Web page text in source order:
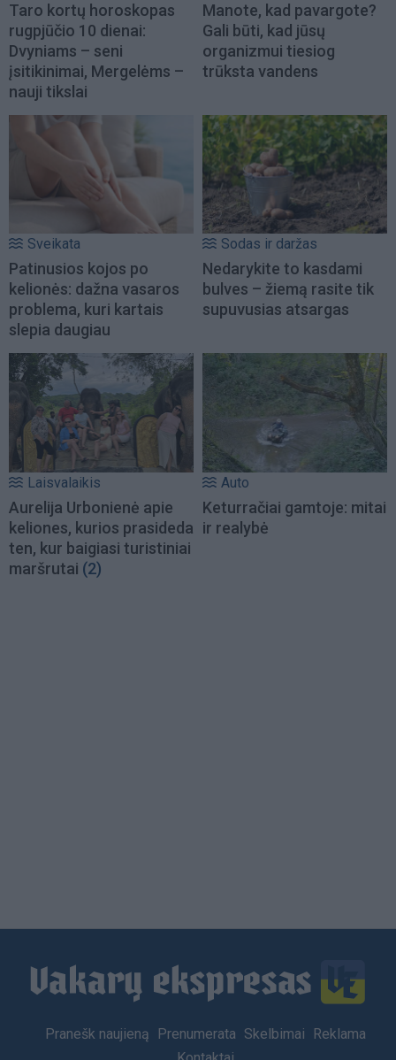
Taro kortų horoskopas
rugpjūčio 10 dienai:
Dvyniams – seni
įsitikinimai, Mergelėms –
nauji tikslai
Manote, kad pavargote?
Gali būti, kad jūsų
organizmui tiesiog
trūksta vandens
Sveikata
Patinusios kojos po
kelionės: dažna vasaros
problema, kuri kartais
slepia daugiau
Sodas ir daržas
Nedarykite to kasdami
bulves – žiemą rasite tik
supuvusias atsargas
Laisvalaikis
Aurelija Urbonienė apie
keliones, kurios prasideda
ten, kur baigiasi turistiniai
maršrutai (2)
Auto
Keturračiai gamtoje: mitai
ir realybė
Footer
Pranešk naujieną Prenumerata Skelbimai
Reklama